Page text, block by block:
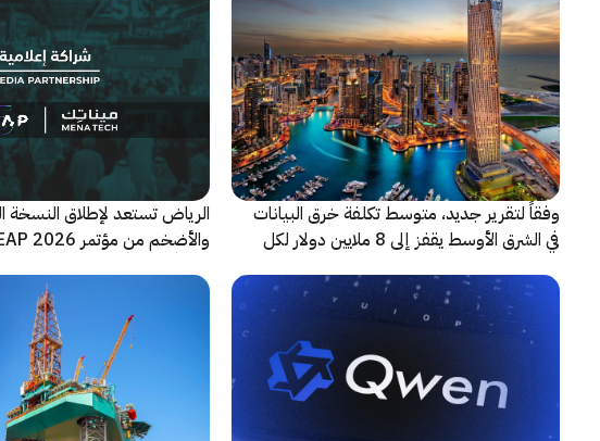
وفقاً لتقرير جديد، متوسط تكلفة خرق البيانات
في الشرق الأوسط يقفز إلى 8 ملايين دولار لكل
الرياض تستعد لإطلاق النسخة